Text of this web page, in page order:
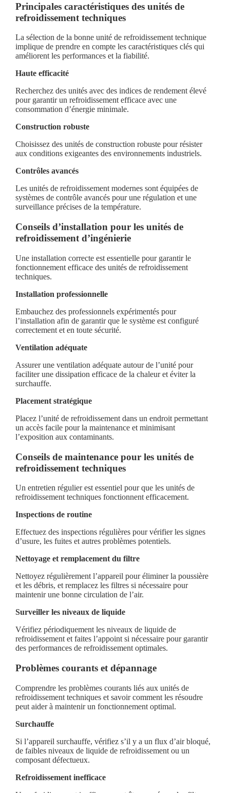
Principales caractéristiques des unités de
refroidissement techniques
La sélection de la bonne unité de refroidissement technique
implique de prendre en compte les caractéristiques clés qui
améliorent les performances et la fiabilité.
Haute efficacité
Recherchez des unités avec des indices de rendement élevé
pour garantir un refroidissement efficace avec une
consommation d’énergie minimale.
Construction robuste
Choisissez des unités de construction robuste pour résister
aux conditions exigeantes des environnements industriels.
Contrôles avancés
Les unités de refroidissement modernes sont équipées de
systèmes de contrôle avancés pour une régulation et une
surveillance précises de la température.
Conseils d’installation pour les unités de
refroidissement d’ingénierie
Une installation correcte est essentielle pour garantir le
fonctionnement efficace des unités de refroidissement
techniques.
Installation professionnelle
Embauchez des professionnels expérimentés pour
l’installation afin de garantir que le système est configuré
correctement et en toute sécurité.
Ventilation adéquate
Assurer une ventilation adéquate autour de l’unité pour
faciliter une dissipation efficace de la chaleur et éviter la
surchauffe.
Placement stratégique
Placez l’unité de refroidissement dans un endroit permettant
un accès facile pour la maintenance et minimisant
l’exposition aux contaminants.
Conseils de maintenance pour les unités de
refroidissement techniques
Un entretien régulier est essentiel pour que les unités de
refroidissement techniques fonctionnent efficacement.
Inspections de routine
Effectuez des inspections régulières pour vérifier les signes
d’usure, les fuites et autres problèmes potentiels.
Nettoyage et remplacement du filtre
Nettoyez régulièrement l’appareil pour éliminer la poussière
et les débris, et remplacez les filtres si nécessaire pour
maintenir une bonne circulation de l’air.
Surveiller les niveaux de liquide
Vérifiez périodiquement les niveaux de liquide de
refroidissement et faites l’appoint si nécessaire pour garantir
des performances de refroidissement optimales.
Problèmes courants et dépannage
Comprendre les problèmes courants liés aux unités de
refroidissement techniques et savoir comment les résoudre
peut aider à maintenir un fonctionnement optimal.
Surchauffe
Si l’appareil surchauffe, vérifiez s’il y a un flux d’air bloqué,
de faibles niveaux de liquide de refroidissement ou un
composant défectueux.
Refroidissement inefficace